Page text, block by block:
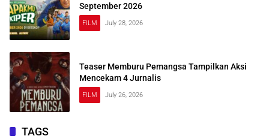
September 2026
FILM July 28, 2026
Teaser Memburu Pemangsa Tampilkan Aksi
Mencekam 4 Jurnalis
FILM July 26, 2026
TAGS